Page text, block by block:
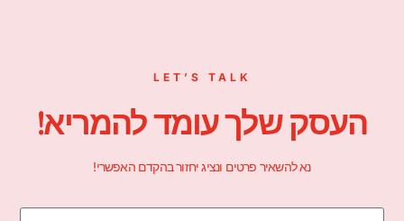
LET’S TALK
העסק שלך עומד להמריא!
נא להשאיר פרטים ונציג יחזור בהקדם האפשרי!